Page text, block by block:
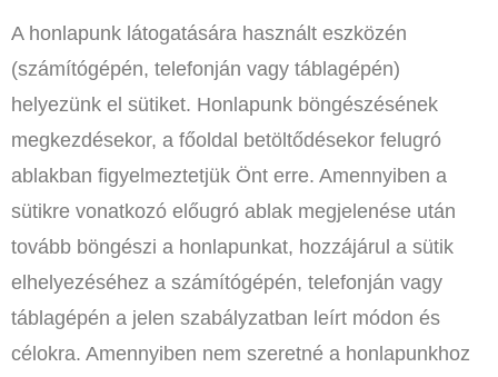
A honlapunk látogatására használt eszközén
(számítógépén, telefonján vagy táblagépén)
helyezünk el sütiket. Honlapunk böngészésének
megkezdésekor, a főoldal betöltődésekor felugró
ablakban figyelmeztetjük Önt erre. Amennyiben a
sütikre vonatkozó előugró ablak megjelenése után
tovább böngészi a honlapunkat, hozzájárul a sütik
elhelyezéséhez a számítógépén, telefonján vagy
táblagépén a jelen szabályzatban leírt módon és
célokra. Amennyiben nem szeretné a honlapunkhoz